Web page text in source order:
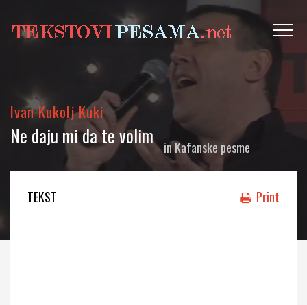
Ivan Kukolj Kuki
Ne daju mi da te volim inKafanske pesme
TEKST Print